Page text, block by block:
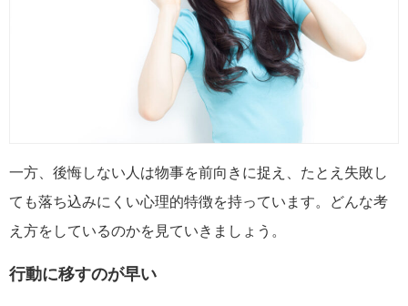
一方、後悔しない人は物事を前向きに捉え、たとえ失敗し
ても落ち込みにくい心理的特徴を持っています。どんな考
え方をしているのかを見ていきましょう。
行動に移すのが早い